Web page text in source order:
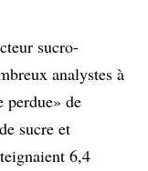
sucro-
analystes à
perdue» de
sucre et
6,4